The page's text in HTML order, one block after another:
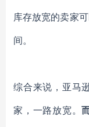
库存放宽的卖家
间。
综合来说，亚马
家，一路放宽。